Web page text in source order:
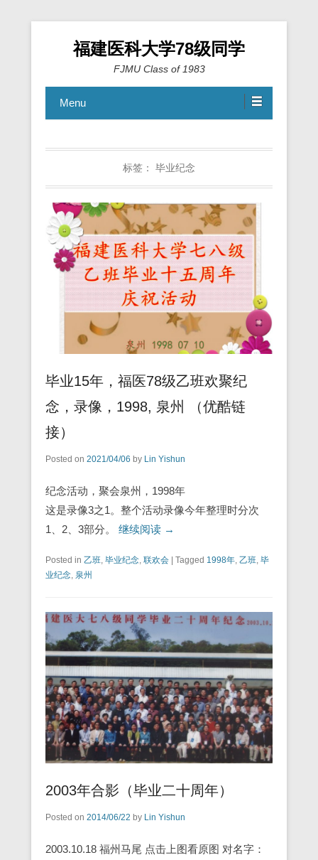
福建医科大学78级同学
FJMU Class of 1983
Menu
标签： 毕业纪念
毕业15年，福医78级乙班欢聚纪
念，录像，1998, 泉州 （优酷链
接）
Posted on 2021/04/06 by Lin Yishun
纪念活动，聚会泉州，1998年
这是录像3之1。整个活动录像今年整理时分次
1、2、3部分。 继续阅读 →
Posted in 乙班, 毕业纪念, 联欢会 Tagged 1998年, 乙班, 毕
业纪念, 泉州
2003年合影（毕业二十周年）
Posted on 2014/06/22 by Lin Yishun
2003.10.18 福州马尾 点击上图看原图 对名字：